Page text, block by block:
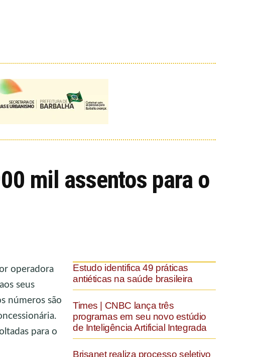
mil assentos para o
operadora
seus
números são
para o
Estudo identifica 49 práticas
antiéticas na saúde brasileira
Times | CNBC lança três
programas em seu novo estúdio
de Inteligência Artificial Integrada
Brisanet realiza processo seletivo